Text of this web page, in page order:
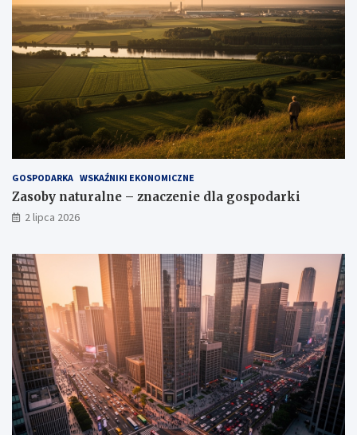
GOSPODARKA WSKAŹNIKI EKONOMICZNE
Zasoby naturalne – znaczenie dla gospodarki
2 lipca 2026